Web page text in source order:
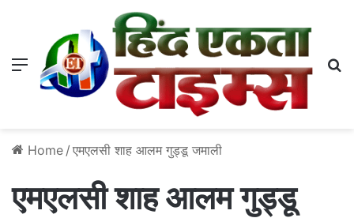
Menu
Home / एमएलसी शाह आलम गुड्डू जमाली
एमएलसी शाह आलम गुड्डू